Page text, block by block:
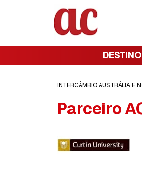
INTERCÂMBIO AUSTRÁLIA E
Parceiro